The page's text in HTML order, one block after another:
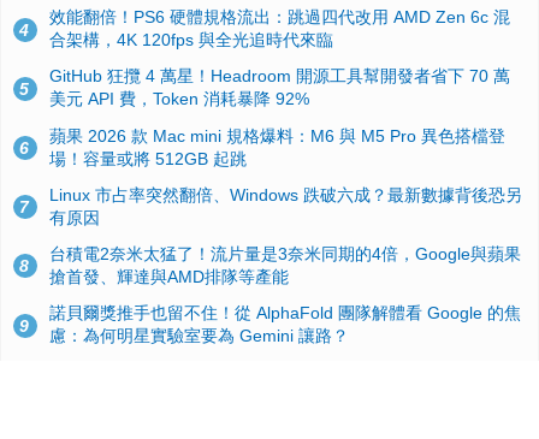
4
效能翻倍！PS6 硬體規格流出：跳過四代改用 AMD Zen 6c 混
合架構，4K 120fps 與全光追時代來臨
5
GitHub 狂攬 4 萬星！Headroom 開源工具幫開發者省下 70 萬
美元 API 費，Token 消耗暴降 92%
6
蘋果 2026 款 Mac mini 規格爆料：M6 與 M5 Pro 異色搭檔登
場！容量或將 512GB 起跳
7
Linux 市占率突然翻倍、Windows 跌破六成？最新數據背後恐另
有原因
8
台積電2奈米太猛了！流片量是3奈米同期的4倍，Google與蘋果
搶首發、輝達與AMD排隊等產能
9
諾貝爾獎推手也留不住！從 AlphaFold 團隊解體看 Google 的焦
慮：為何明星實驗室要為 Gemini 讓路？